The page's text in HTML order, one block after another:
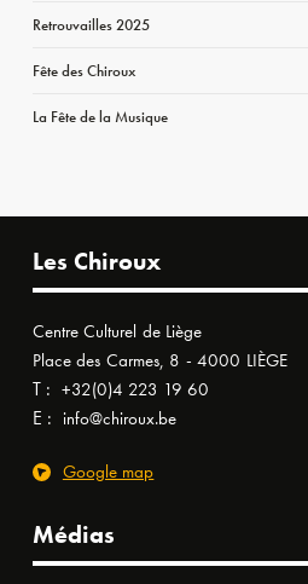
Retrouvailles 2025
Fête des Chiroux
La Fête de la Musique
Les Chiroux
Centre Culturel de Liège
Place des Carmes, 8 - 4000 LIÈGE
T : +32(0)4 223 19 60
E : info@chiroux.be
Google map
Médias